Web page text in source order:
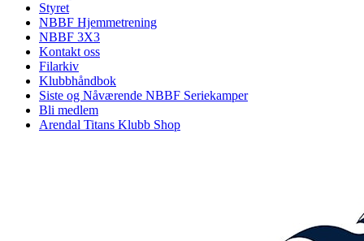
Styret
NBBF Hjemmetrening
NBBF 3X3
Kontakt oss
Filarkiv
Klubbhåndbok
Siste og Nåværende NBBF Seriekamper
Bli medlem
Arendal Titans Klubb Shop